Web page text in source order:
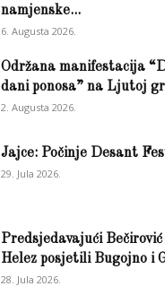
namjenske...
6. Augusta 2026.
Održana manifestacija
dani ponosa” na Ljutoj
2. Augusta 2026.
Jajce: Počinje Desant
29. Jula 2026.
Predsjedavajući
Helez posjetili Bugojno i
28. Jula 2026.